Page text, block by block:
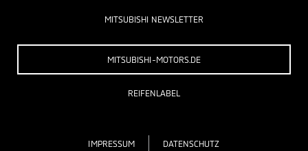
MITSUBISHI NEWSLETTER
MITSUBISHI-MOTORS.DE
REIFENLABEL
IMPRESSUM
DATENSCHUTZ